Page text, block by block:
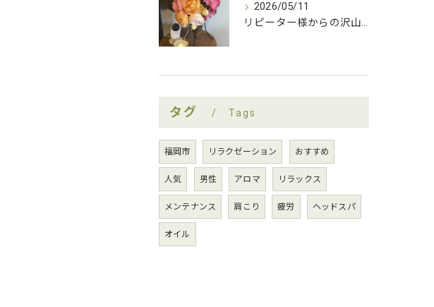
2026/05/11
リピーター様からの沢山の薔薇をいただきましたー！
タグ Tags
福岡市 リラクゼーション おすすめ
人気 男性 アロマ リラックス
メンテナンス 肩こり 疲労 ヘッドスパ
オイル